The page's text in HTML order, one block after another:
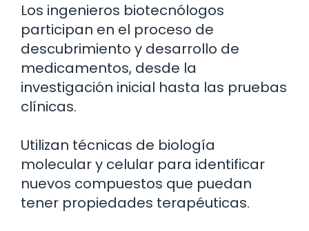
Los ingenieros biotecnólogos
participan en el proceso de
descubrimiento y desarrollo de
medicamentos, desde la
investigación inicial hasta las pruebas
clínicas.
Utilizan técnicas de biología
molecular y celular para identificar
nuevos compuestos que puedan
tener propiedades terapéuticas.